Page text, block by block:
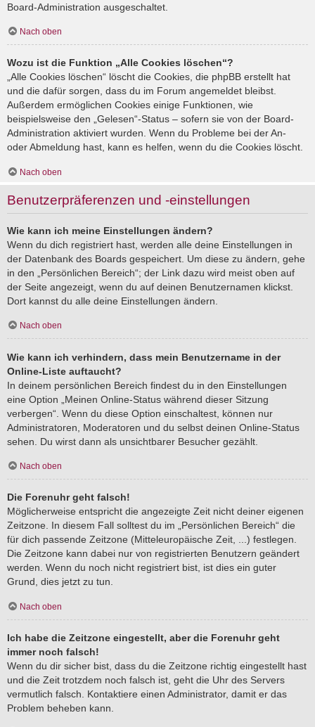
Board-Administration ausgeschaltet.
Nach oben
Wozu ist die Funktion „Alle Cookies löschen“?
„Alle Cookies löschen“ löscht die Cookies, die phpBB erstellt hat
und die dafür sorgen, dass du im Forum angemeldet bleibst.
Außerdem ermöglichen Cookies einige Funktionen, wie
beispielsweise den „Gelesen“-Status – sofern sie von der Board-
Administration aktiviert wurden. Wenn du Probleme bei der An-
oder Abmeldung hast, kann es helfen, wenn du die Cookies löscht.
Nach oben
Benutzerpräferenzen und -einstellungen
Wie kann ich meine Einstellungen ändern?
Wenn du dich registriert hast, werden alle deine Einstellungen in
der Datenbank des Boards gespeichert. Um diese zu ändern, gehe
in den „Persönlichen Bereich“; der Link dazu wird meist oben auf
der Seite angezeigt, wenn du auf deinen Benutzernamen klickst.
Dort kannst du alle deine Einstellungen ändern.
Nach oben
Wie kann ich verhindern, dass mein Benutzername in der
Online-Liste auftaucht?
In deinem persönlichen Bereich findest du in den Einstellungen
eine Option „Meinen Online-Status während dieser Sitzung
verbergen“. Wenn du diese Option einschaltest, können nur
Administratoren, Moderatoren und du selbst deinen Online-Status
sehen. Du wirst dann als unsichtbarer Besucher gezählt.
Nach oben
Die Forenuhr geht falsch!
Möglicherweise entspricht die angezeigte Zeit nicht deiner eigenen
Zeitzone. In diesem Fall solltest du im „Persönlichen Bereich“ die
für dich passende Zeitzone (Mitteleuropäische Zeit, ...) festlegen.
Die Zeitzone kann dabei nur von registrierten Benutzern geändert
werden. Wenn du noch nicht registriert bist, ist dies ein guter
Grund, dies jetzt zu tun.
Nach oben
Ich habe die Zeitzone eingestellt, aber die Forenuhr geht
immer noch falsch!
Wenn du dir sicher bist, dass du die Zeitzone richtig eingestellt hast
und die Zeit trotzdem noch falsch ist, geht die Uhr des Servers
vermutlich falsch. Kontaktiere einen Administrator, damit er das
Problem beheben kann.